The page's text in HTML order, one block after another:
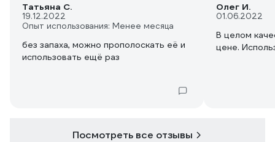
Татьяна С.
19.12.2022
Опыт использования: Менее месяца
без запаха, можно прополоскать её и
использовать ещё раз
Олег И.
01.06.2022
В целом
цене.
Посмотреть все отзывы